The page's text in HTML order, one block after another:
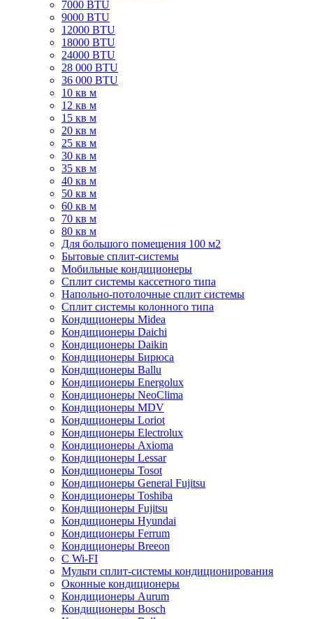
7000 BTU
9000 BTU
12000 BTU
18000 BTU
24000 BTU
28 000 BTU
36 000 BTU
10 кв м
12 кв м
15 кв м
20 кв м
25 кв м
30 кв м
35 кв м
40 кв м
50 кв м
60 кв м
70 кв м
80 кв м
Для большого помещения 100 м2
Бытовые сплит-системы
Мобильные кондиционеры
Сплит системы кассетного типа
Напольно-потолочные сплит системы
Сплит системы колонного типа
Кондиционеры Midea
Кондиционеры Daichi
Кондиционеры Daikin
Кондиционеры Бирюса
Кондиционеры Ballu
Кондиционеры Energolux
Кондиционеры NeoClima
Кондиционеры MDV
Кондиционеры Loriot
Кондиционеры Electrolux
Кондиционеры Axioma
Кондиционеры Lessar
Кондиционеры Tosot
Кондиционеры General Fujitsu
Кондиционеры Toshiba
Кондиционеры Fujitsu
Кондиционеры Hyundai
Кондиционеры Ferrum
Кондиционеры Breeon
С Wi-FI
Мульти сплит-системы кондиционирования
Оконные кондиционеры
Кондиционеры Aurum
Кондиционеры Bosch